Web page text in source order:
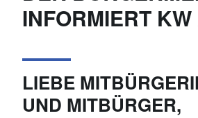
INFORMIERT KW
LIEBE
UND MITBÜRGER,